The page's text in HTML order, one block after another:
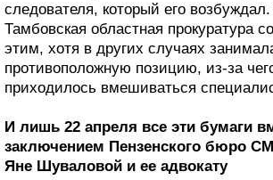
следователя, который его
Тамбовская областная прокуратура
этим, хотя в других случаях
противоположную позицию, из-за
приходилось вмешиваться
И лишь 22 апреля все эти бумаги
заключением Пензенского бюро
Яне Шуваловой и ее адвокату